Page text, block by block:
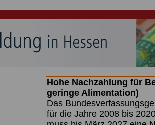
Hohe Nachzahlung für
geringe Alimentation)
Das
für die Jahre 2008 bis